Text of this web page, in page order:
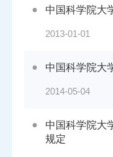
中国科学院大
2013-01-01
中国科学院大
2014-05-04
中国科学院大
规定